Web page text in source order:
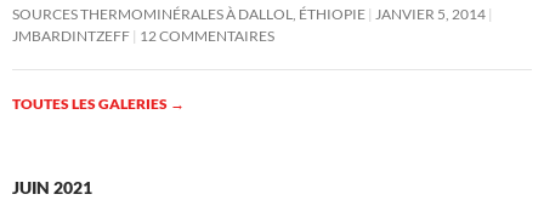
SOURCES THERMOMINÉRALES À DALLOL, ÉTHIOPIE JANVIER 5, 2014
JMBARDINTZEFF 12 COMMENTAIRES
TOUTES LES GALERIES →
JUIN 2021